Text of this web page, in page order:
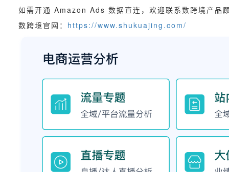
如需开通 Amazon Ads 数据直连，欢迎联系数跨境产品
数跨境官网： https://www.shukuajing.com/